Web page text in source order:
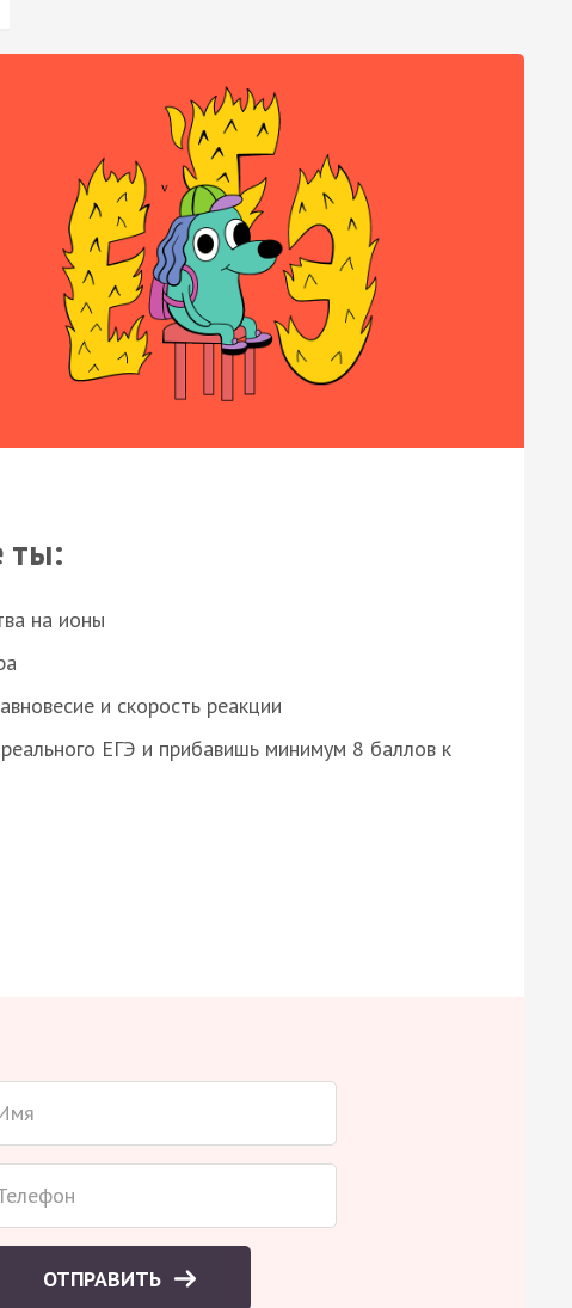
ты:
на ионы
и скорость реакции
ЕГЭ и прибавишь минимум 8 баллов к
ОТПРАВИТЬ